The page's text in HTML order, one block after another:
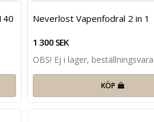
till i favoritlistan
Neverlost Vapenfodral 2 in 1
1 300 SEK
OBS! Ej i lager, beställningsvara.
KÖP